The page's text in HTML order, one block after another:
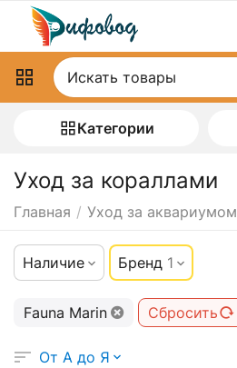
Категории
Уход за кораллами
Главная / Уход за аквариумом
Наличие Бренд 1
Fauna Marin Сбросить
От А до Я